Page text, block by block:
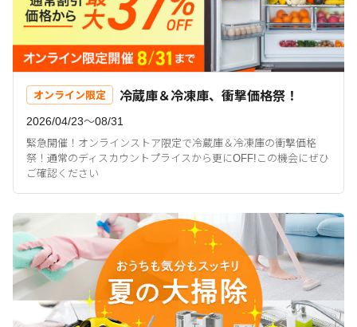
オンライン限定 冷蔵庫＆冷凍庫、衝撃価格祭！
2026/04/23〜08/31
緊急開催！オンラインストア限定で冷蔵庫＆冷凍庫の衝撃価格
祭！通常のディスカウントプライスから更にOFF!この機会にぜひ
ご確認ください